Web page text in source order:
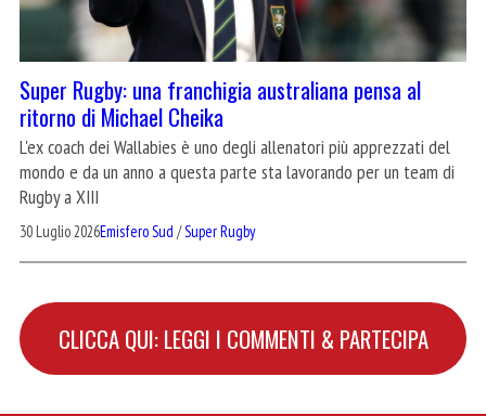
Super Rugby: una franchigia australiana pensa al
ritorno di Michael Cheika
L'ex coach dei Wallabies è uno degli allenatori più apprezzati del
mondo e da un anno a questa parte sta lavorando per un team di
Rugby a XIII
30 Luglio 2026Emisfero Sud /Super Rugby
CLICCA QUI: LEGGI I COMMENTI & PARTECIPA